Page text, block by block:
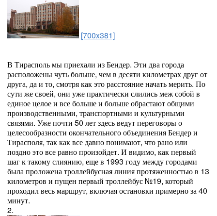
[700x381]
В Тирасполь мы приехали из Бендер. Эти два города
расположены чуть больше, чем в десяти километрах друг от
друга, да и то, смотря как это расстояние начать мерить. По
сути же своей, они уже практически слились меж собой в
единое целое и все больше и больше обрастают общими
производственными, транспортными и культурными
связями. Уже почти 50 лет здесь ведут переговоры о
целесообразности окончательного объединения Бендер и
Тирасполя, так как все давно понимают, что рано или
поздно это все равно произойдет. И видимо, как первый
шаг к такому слиянию, еще в 1993 году между городами
была проложена троллейбусная линия протяженностью в 13
километров и пущен первый троллейбус №19, который
проходил весь маршрут, включая остановки примерно за 40
минут.
2.